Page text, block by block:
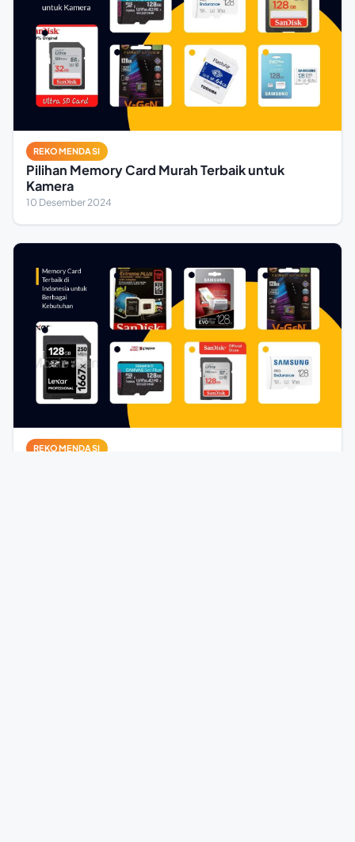
REKOMENDASI
Pilihan Memory Card Murah Terbaik untuk
Kamera
10 Desember 2024
REKOMENDASI